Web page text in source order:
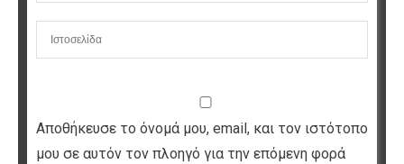
Αποθήκευσε το όνομά μου, email, και τον ιστότοπο
μου σε αυτόν τον πλοηγό για την επόμενη φορά